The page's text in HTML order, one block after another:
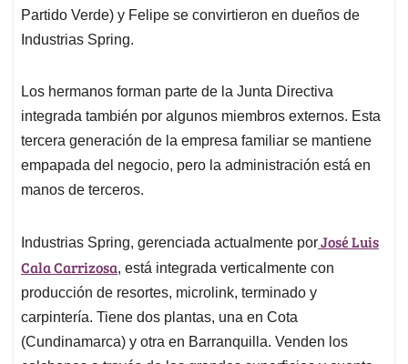
Partido Verde) y Felipe se convirtieron en dueños de
Industrias Spring.
Los hermanos forman parte de la Junta Directiva
integrada también por algunos miembros externos. Esta
tercera generación de la empresa familiar se mantiene
empapada del negocio, pero la administración está en
manos de terceros.
Industrias Spring, gerenciada actualmente porJosé Luis
Cala Carrizosa, está integrada verticalmente con
producción de resortes, microlink, terminado y
carpintería. Tiene dos plantas, una en Cota
(Cundinamarca) y otra en Barranquilla. Venden los